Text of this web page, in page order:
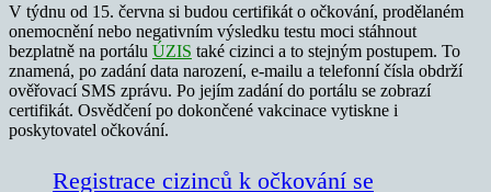
V týdnu od 15. června si budou certifikát o očkování, prodělaném
onemocnění nebo negativním výsledku testu moci stáhnout
bezplatně na portálu ÚZIS také cizinci a to stejným postupem. To
znamená, po zadání data narození, e-mailu a telefonní čísla obdrží
ověřovací SMS zprávu. Po jejím zadání do portálu se zobrazí
certifikát. Osvědčení po dokončené vakcinace vytiskne i
poskytovatel očkování.
Registrace cizinců k očkování se